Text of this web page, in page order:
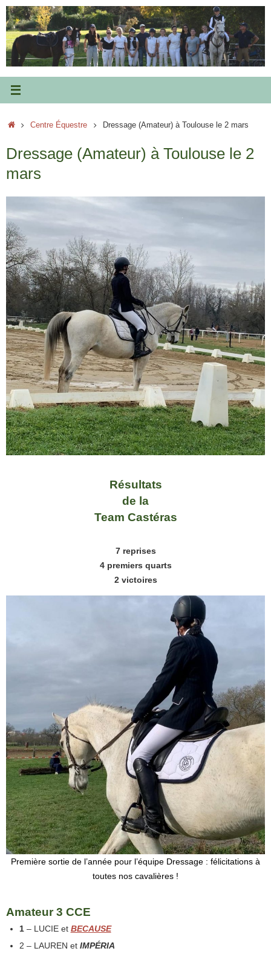
Passer
au
contenu
Accueil
Centre Équestre Dressage (Amateur) à Toulouse le 2 mars
Dressage (Amateur) à Toulouse le 2
mars
Résultats
de la
Team Castéras
7 reprises
4 premiers quarts
2 victoires
Première sortie de l’année pour l’équipe Dressage : félicitations à
toutes nos cavalières !
Amateur 3 CCE
1 – LUCIE et BECAUSE
2 – LAUREN et IMPÉRIA